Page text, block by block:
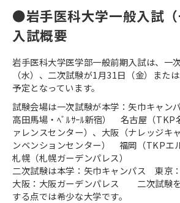
●岩手医科大学一般入試
入試概要
岩手医科大学医学部一般前期入試は、一
（水）、二次試験が1月31日（金）また
予定となっています。
試験会場は一次試験が本学：⽮⼱キャン
⾼⽥⾺場・ﾍﾞﾙｻｰﾙ新宿） 名古屋（TKP
ァレンスセンター）、大阪（ナレッジキ
ンベンションセンター） 福岡（TKPエ
札幌（札幌ガーデンパレス）
二次試験は本学：⽮⼱キャンパス 東京
大阪：大阪ガーデンパレス 二次試験
する点では希少な大学です。